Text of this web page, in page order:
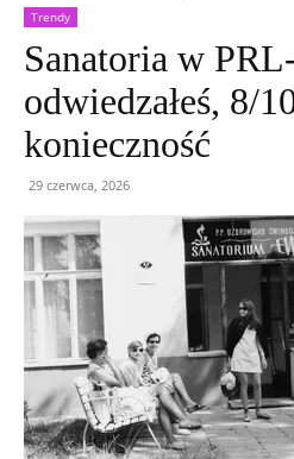
Trendy
Sanatoria w
odwiedzałeś, 8/
konieczność
29 czerwca, 2026